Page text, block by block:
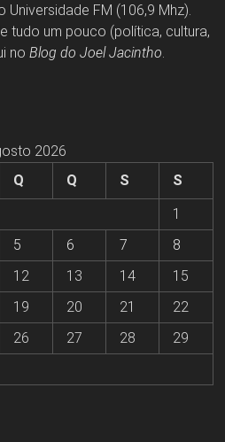
FM (106,9 Mhz).
tudo um pouco (política, cultura,
no Blog do Joel Jacintho
2026
Q Q S
S
1
5 6 7
8
12 13 14
15
19 20 21
22
26 27 28
29